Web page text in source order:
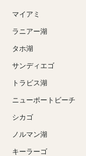
マイアミ
ラニアー湖
タホ湖
サンディエゴ
トラビス湖
ニューポートビーチ
シカゴ
ノルマン湖
キーラーゴ